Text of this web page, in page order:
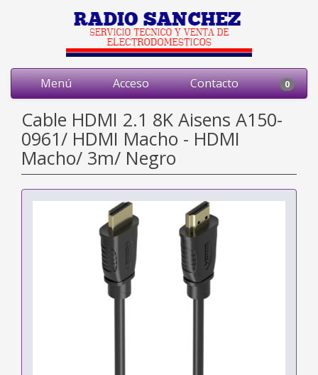
Menú Acceso Contacto 0
Cable HDMI 2.1 8K Aisens A150-
0961/ HDMI Macho - HDMI
Macho/ 3m/ Negro